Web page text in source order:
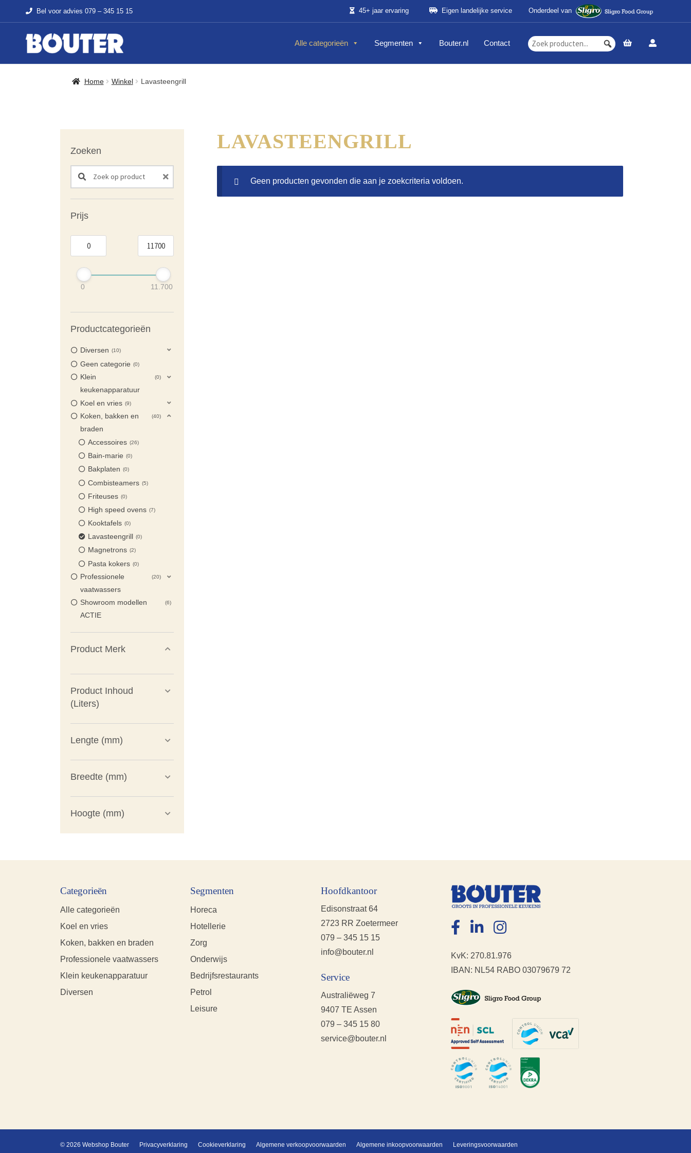
Bel voor advies 079 – 345 15 15 45+ jaar ervaring Eigen landelijke service Onderdeel van
Alle categorieën Segmenten Bouter.nl Contact
Home Winkel Lavasteengrill
LAVASTEENGRILL
Geen producten gevonden die aan je zoekcriteria voldoen.
Zoeken
Search products:
Prijs
0 11.700
Productcategorieën
Diversen 10
Geen categorie 0
Klein
keukenapparatuur
0
Koel en vries 9
Koken, bakken en
braden
40
Accessoires 26
Bain-marie 0
Bakplaten 0
Combisteamers 5
Friteuses 0
High speed ovens 7
Kooktafels 0
Lavasteengrill 0
Magnetrons 2
Pasta kokers 0
Professionele
vaatwassers
20
Showroom modellen
ACTIE
6
Product Merk
Product Inhoud
(Liters)
Lengte (mm)
Breedte (mm)
Hoogte (mm)
Categorieën
Alle categorieën
Koel en vries
Koken, bakken en braden
Professionele vaatwassers
Klein keukenapparatuur
Diversen
Segmenten
Horeca
Hotellerie
Zorg
Onderwijs
Bedrijfsrestaurants
Petrol
Leisure
Hoofdkantoor
Edisonstraat 64
2723 RR Zoetermeer
079 – 345 15 15
info@bouter.nl
Service
Australiëweg 7
9407 TE Assen
079 – 345 15 80
service@bouter.nl
KvK: 270.81.976
IBAN: NL54 RABO 03079679 72
© 2026 Webshop Bouter Privacyverklaring Cookieverklaring Algemene verkoopvoorwaarden Algemene inkoopvoorwaarden Leveringsvoorwaarden